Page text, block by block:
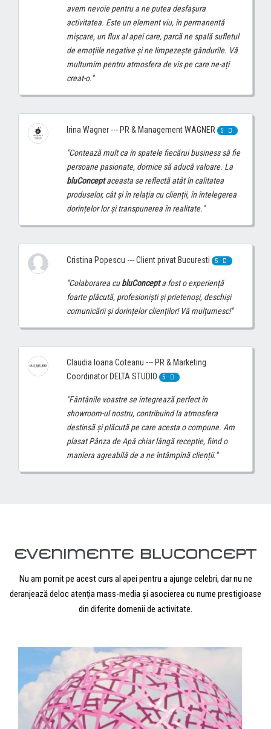
avem nevoie pentru a ne putea desfașura
activitatea. Este un element viu, în permanentă
mișcare, un flux al apei care, parcă ne spală sufletul
de emoțiile negative și ne limpezește gândurile. Vă
multumim pentru atmosfera de vis pe care ne-ați
creat-o."
Irina Wagner --- PR & Management WAGNER 5
"Contează mult ca în spatele fiecărui business să fie
persoane pasionate, dornice să aducă valoare. La
bluConceptaceasta se reflectă atât în calitatea
produselor, cât și în relația cu clienții, în întelegerea
dorințelor lor și transpunerea în realitate."
Cristina Popescu --- Client privat Bucuresti 5
"Colaborarea cubluConcepta fost o experiență
foarte plăcută, profesioniști și prietenoși, deschiși
comunicării și dorințelor clienților! Vă mulțumesc!"
Claudia Ioana Coteanu --- PR & Marketing
Coordinator DELTA STUDIO 5
"Fântânile voastre se integrează perfect în
showroom-ul nostru, contribuind la atmosfera
destinsă și plăcută pe care acesta o compune. Am
plasat Pânza de Apă chiar lângă receptie, fiind o
maniera agreabilă de a ne întâmpină clienții."
EVENIMENTE BLUCONCEPT
Nu am pornit pe acest curs al apei pentru a ajunge celebri, dar nu ne
deranjează deloc atenția mass-media și asocierea cu nume prestigioase
din diferite domenii de activitate.